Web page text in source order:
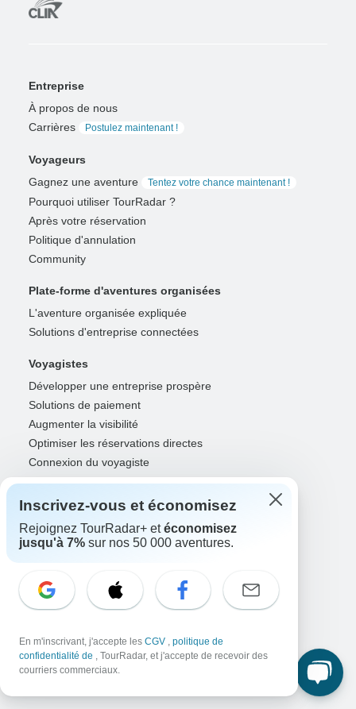
Entreprise
À propos de nous
Carrières
Postulez maintenant !
Voyageurs
Gagnez une aventure
Tentez votre chance maintenant !
Pourquoi utiliser TourRadar ?
Après votre réservation
Politique d'annulation
Community
Plate-forme d'aventures organisées
L'aventure organisée expliquée
Solutions d'entreprise connectées
Voyagistes
Développer une entreprise prospère
Solutions de paiement
Augmenter la visibilité
Optimiser les réservations directes
Connexion du voyagiste
Inscription de guide
Partenaires
Agents et conseillers de voyage
OGD et agences marketing
OTA, compagnies aériennes et GDS
Inscrivez-vous et économisez
Rejoignez TourRadar+ etéconomisez
jusqu'à 7% sur nos 50 000 aventures.
En m'inscrivant, j'accepte les CGV , politique de
confidentialité de , TourRadar, et j'accepte de recevoir des
courriers commerciaux.